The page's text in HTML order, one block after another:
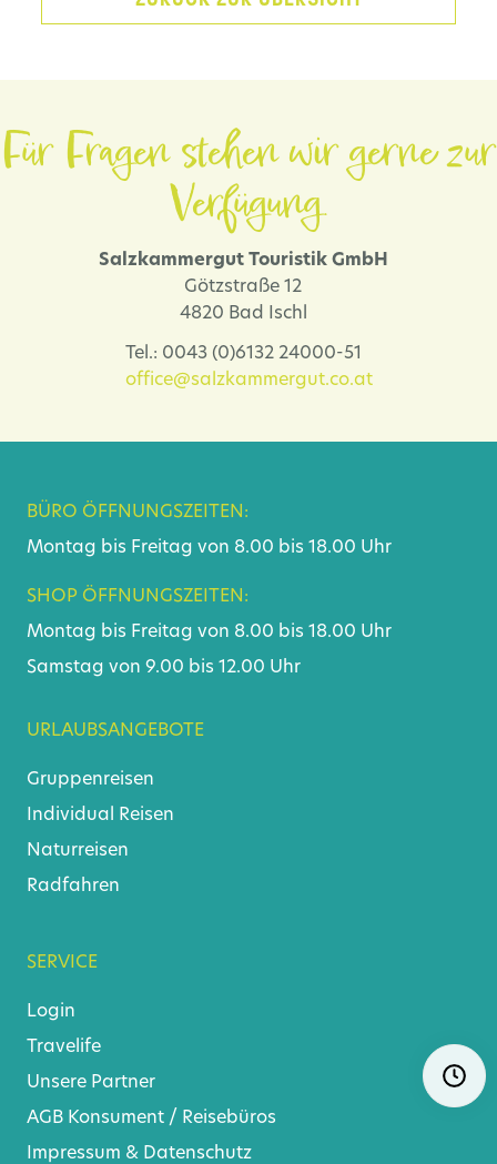
Für Fragen stehen wir gerne zur
Verfügung.
Salzkammergut Touristik GmbH
Götzstraße 12
4820 Bad Ischl
Tel.: 0043 (0)6132 24000-51
office@salzkammergut.co.at
BÜRO ÖFFNUNGSZEITEN:
Montag bis Freitag von 8.00 bis 18.00 Uhr
SHOP ÖFFNUNGSZEITEN:
Montag bis Freitag von 8.00 bis 18.00 Uhr
Samstag von 9.00 bis 12.00 Uhr
URLAUBSANGEBOTE
Gruppenreisen
Individual Reisen
Naturreisen
Radfahren
SERVICE
Login
Travelife
Unsere Partner
AGB Konsument / Reisebüros
Impressum & Datenschutz